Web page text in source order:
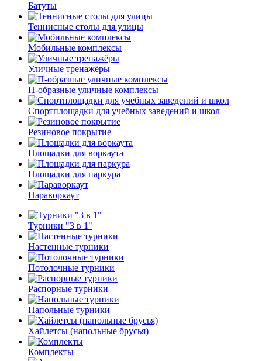
Батуты
Теннисные столы для улицы
Мобильные комплексы
Уличные тренажёры
П-образные уличные комплексы
Спортплощадки для учебных заведений и школ
Резиновое покрытие
Площадки для воркаута
Площадки для паркура
Параворкаут
Турники "3 в 1"
Настенные турники
Потолочные турники
Распорные турники
Напольные турники
Хайлетсы (напольные брусья)
Комплекты